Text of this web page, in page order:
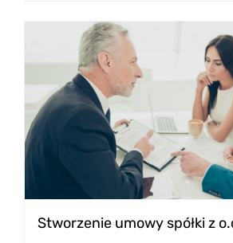
Stworzenie umowy spółki z